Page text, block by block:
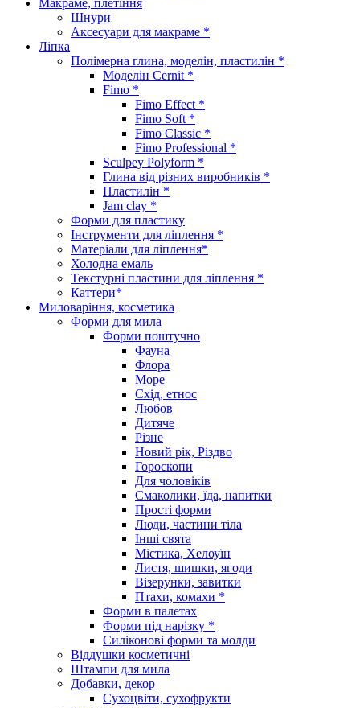
Шнури
Аксесуари для макраме *
Ліпка
Полімерна глина, моделін, пластилін *
Моделін Cernit *
Fimo *
Fimo Effect *
Fimo Soft *
Fimo Classic *
Fimo Professional *
Sculpey Polyform *
Глина від різних виробників *
Пластилін *
Jam clay *
Форми для пластику
Інструменти для ліплення *
Матеріали для ліплення*
Холодна емаль
Текстурні пластини для ліплення *
Каттери*
Миловаріння, косметика
Форми для мила
Форми поштучно
Фауна
Флора
Море
Схід, етнос
Любов
Дитяче
Різне
Новий рік, Різдво
Гороскопи
Для чоловіків
Смаколики, їда, напитки
Прості форми
Люди, частини тіла
Інші свята
Містика, Хелоуїн
Листя, шишки, ягоди
Візерунки, завитки
Птахи, комахи *
Форми в палетах
Форми під нарізку *
Силіконові форми та молди
Віддушки косметичні
Штампи для мила
Добавки, декор
Сухоцвіти, сухофрукти